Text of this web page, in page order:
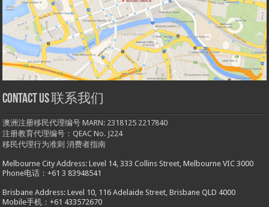
Contact us 联系我们
澳洲注册移民代理编号 MARN: 2318125 2217840
注册教育代理编号：QEAC No. J224
移民代理行为准则 消费者指南
Melbourne City Address: Level 14, 333 Collins Street, Melbourne VIC 3000
Phone电话：+61 3 83948541
Brisbane Address: Level 10, 116 Adelaide Street, Brisbane QLD 4000
Mobile手机：+61 433572670